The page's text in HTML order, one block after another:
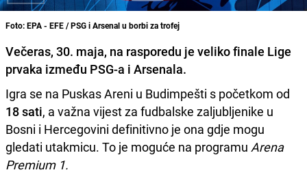
Foto: EPA - EFE / PSG i Arsenal u borbi za trofej
Večeras, 30. maja, na rasporedu je veliko finale Lige
prvaka između PSG-a i Arsenala.
Igra se na Puskas Areni u Budimpešti s početkom od
18 sati, a važna vijest za fudbalske zaljubljenike u
Bosni i Hercegovini definitivno je ona gdje mogu
gledati utakmicu. To je moguće na programu Arena
Premium 1.